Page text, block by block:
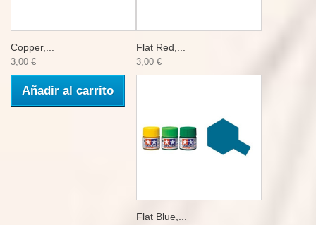
Copper,...
3,00 €
Añadir al carrito
Flat Red,...
3,00 €
Flat Blue,...